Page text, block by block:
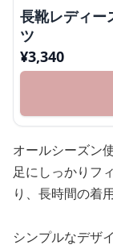
長靴レディー
ツ
¥3,340
オールシーズン
足にしっかりフ
り、長時間の着
シンプルなデザ